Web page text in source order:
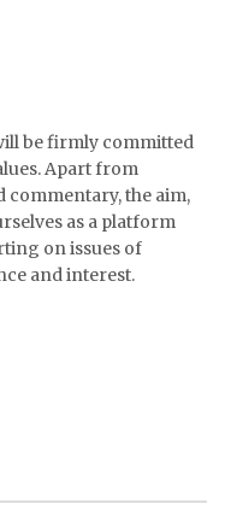
be firmly committed
Apart from
the aim,
as a platform
on issues of
and interest.